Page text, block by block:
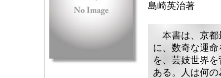
島崎英治著
本書は、京都
に、数奇な運
を、芸妓世界
ある。人は何